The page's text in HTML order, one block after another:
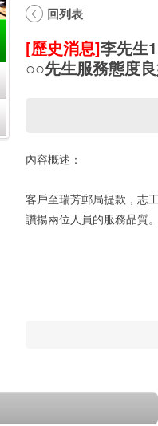
回列表
[歷史消息]李先生
○○先生服務態度
內容概述：
客戶至瑞芳郵局提款，志
讚揚兩位人員的服務品質